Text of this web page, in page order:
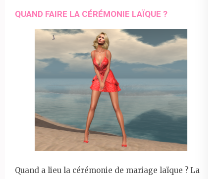
QUAND FAIRE LA CÉRÉMONIE LAÏQUE ?
Quand a lieu la cérémonie de mariage laïque ? La